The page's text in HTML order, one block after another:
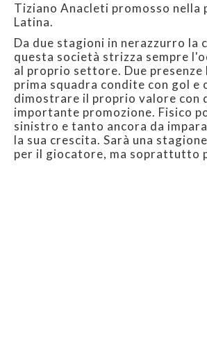
Tiziano Anacleti promosso nella
Latina.
Da due stagioni in nerazzurro la
questa società strizza sempre
al proprio settore. Due presenze
prima squadra condite con gol e
dimostrare il proprio valore con
importante promozione. Fisico
sinistro e tanto ancora da
la sua crescita. Sarà una
per il giocatore, ma soprattutto